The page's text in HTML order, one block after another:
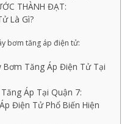
THÀNH ĐẠT:
Là Gì?
bơm tăng áp điện tử:
Bơm Tăng Áp Điện Tử Tại
Áp Tại Quận 7:
Điện Tử Phổ Biến Hiện